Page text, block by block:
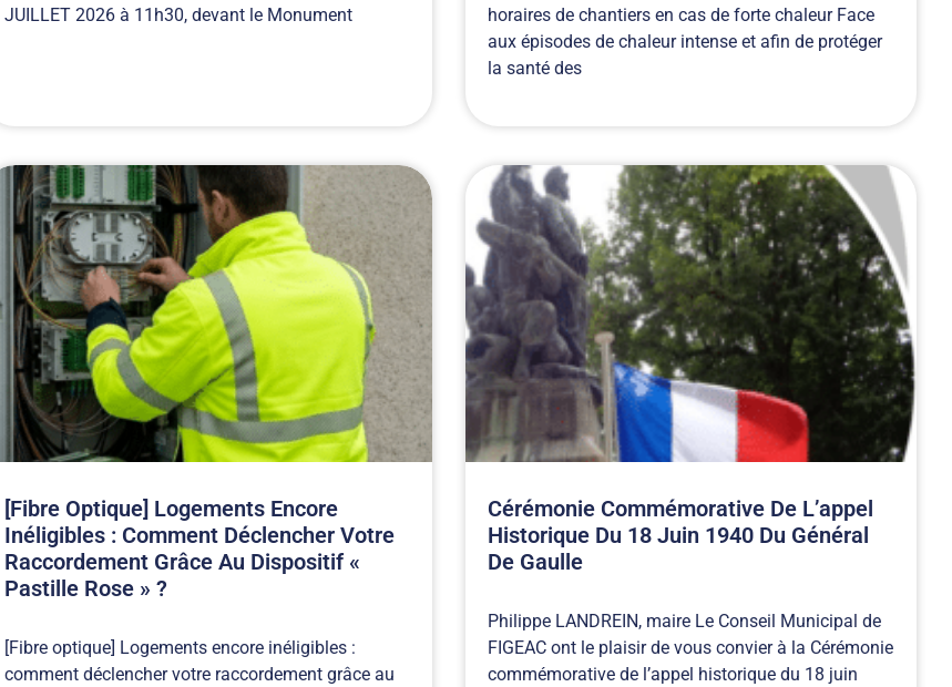
JUILLET 2026 à 11h30, devant le Monument
horaires de chantiers en cas de forte chaleur Face
aux épisodes de chaleur intense et afin de protéger
la santé des
[Fibre Optique] Logements Encore
Inéligibles : Comment Déclencher Votre
Raccordement Grâce Au Dispositif «
Pastille Rose » ?
[Fibre optique] Logements encore inéligibles :
comment déclencher votre raccordement grâce au
Cérémonie Commémorative De L’appel
Historique Du 18 Juin 1940 Du Général
De Gaulle
Philippe LANDREIN, maire Le Conseil Municipal de
FIGEAC ont le plaisir de vous convier à la Cérémonie
commémorative de l’appel historique du 18 juin